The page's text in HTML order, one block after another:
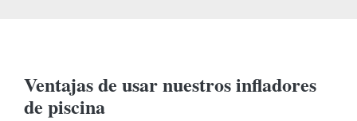
Ventajas de usar nuestros infladores
de piscina